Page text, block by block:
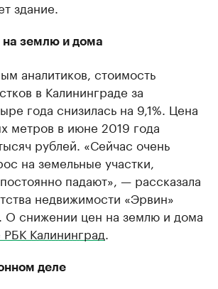
здание.
землю и дома
аналитиков, стоимость
в Калининграде за
года снизилась на 9,1%. Цена
метров в июне 2019 года
рублей. «Сейчас очень
на земельные участки,
падают», — рассказала
недвижимости «Эрвин»
О снижении цен на землю и дома
Калининград
деле